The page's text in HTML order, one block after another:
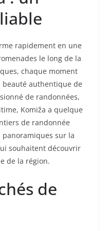
rapidement en une
le long de la
chaque moment
authentique de
de randonnées,
Komiža a quelque
de randonnée
sur la
souhaitent découvrir
de la région.
de